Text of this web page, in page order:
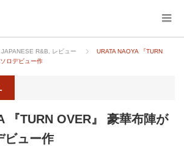
JAPANESE R&B レビュー
URATA NAOYA 『TURN
ロデビュー作
『TURN OVER』 豪華布陣が
ビュー作